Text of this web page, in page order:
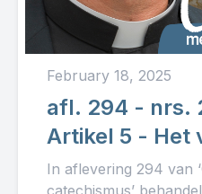
February 18, 2025
afl. 294 - nrs.
Artikel 5 - Het
In aflevering 294 van
catechismus’